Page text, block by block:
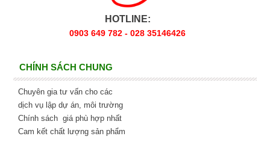
HOTLINE:
0903 649 782 - 028 35146426
CHÍNH SÁCH CHUNG
Chuyên gia tư vấn cho các
dịch vụ lập dự án, môi trường
Chính sách giá phù hợp nhất
Cam kết chất lượng sản phẩm